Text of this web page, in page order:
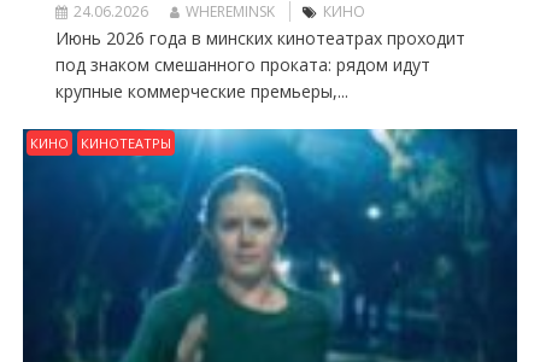
24.06.2026 WHEREMINSK КИНО
Июнь 2026 года в минских кинотеатрах проходит
под знаком смешанного проката: рядом идут
крупные коммерческие премьеры,...
КИНО КИНОТЕАТРЫ